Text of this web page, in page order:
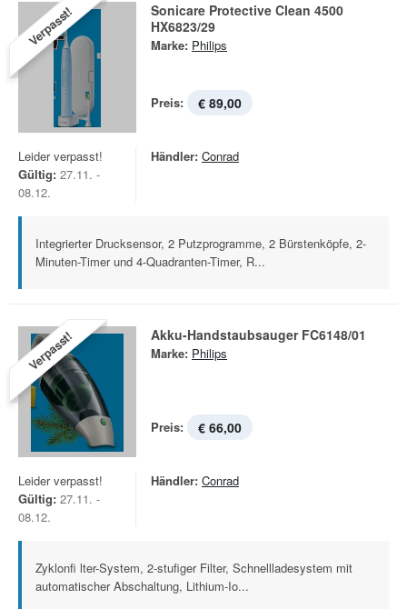
Verpasst!
Sonicare Protective Clean 4500
HX6823/29
Marke: Philips
Preis: € 89,00
Leider verpasst!
Gültig: 27.11. -
08.12.
Händler: Conrad
Integrierter Drucksensor, 2 Putzprogramme, 2 Bürstenköpfe, 2-
Minuten-Timer und 4-Quadranten-Timer, R...
Verpasst! Akku-Handstaubsauger FC6148/01
Marke: Philips
Preis: € 66,00
Leider verpasst!
Gültig: 27.11. -
08.12.
Händler: Conrad
Zyklonfi lter-System, 2-stufiger Filter, Schnellladesystem mit
automatischer Abschaltung, Lithium-Io...